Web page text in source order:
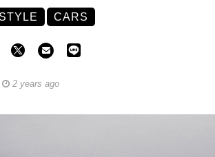
CARS
2 years ago